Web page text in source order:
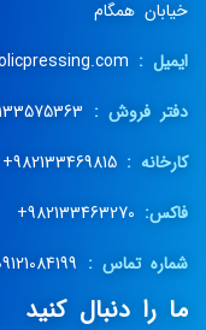
خیابان همگام
ایمیل :
دفتر فروش :
کارخانه : 982133469815+
فاکس:
شماره تماس :
ما را دنبال کنید